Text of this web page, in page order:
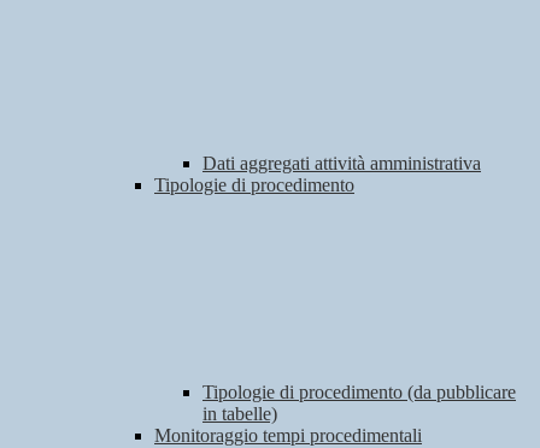
Dati aggregati attività amministrativa
Tipologie di procedimento
Tipologie di procedimento (da pubblicare
in tabelle)
Monitoraggio tempi procedimentali